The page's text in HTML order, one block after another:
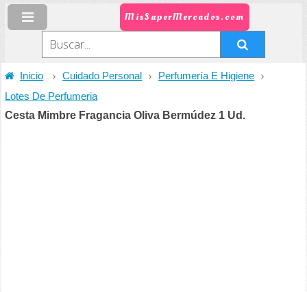
MisSuperMercados.com
Inicio Cuidado Personal
Perfumería E Higiene
Lotes De Perfumeria
Cesta Mimbre Fragancia Oliva Bermúdez 1 Ud.